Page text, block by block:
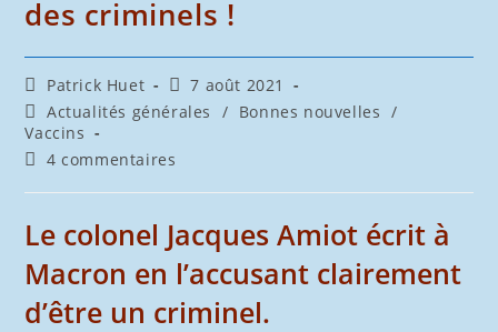
des criminels !
Auteur/autrice
de
la
publication :
Patrick Huet
Publication
publiée :
7 août 2021
Post
category:
Actualités générales / Bonnes nouvelles /
Vaccins
Commentaires
la
publication :
4 commentaires
Le colonel Jacques Amiot écrit à
Macron en l’accusant clairement
d’être un criminel.